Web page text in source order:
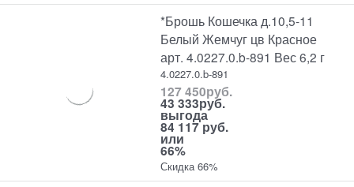
*Брошь Кошечка д.10,5-11
Белый Жемчуг цв Красное
арт. 4.0227.0.b-891 Вес 6,2 г
4.0227.0.b-891
127 450руб.
43 333руб.
выгода
84 117 руб.
или
66%
Скидка 66%